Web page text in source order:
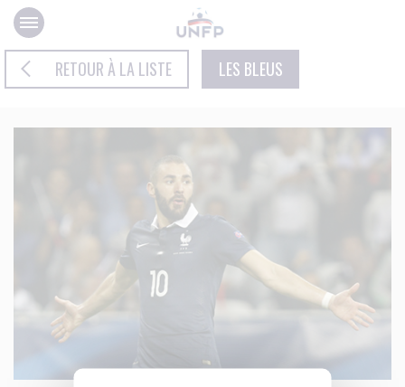
Panneau de gestion des cookies
RETOUR À LA LISTE LES BLEUS